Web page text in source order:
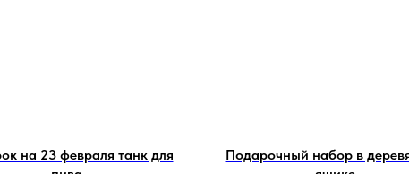
на 23 февраля танк для
Подарочный набор в